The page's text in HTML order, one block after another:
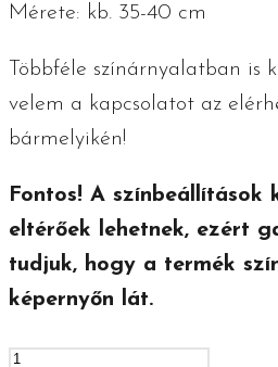
Mérete: kb. 35-40 cm
Többféle színárnyalatban is
velem a kapcsolatot az
bármelyikén!
Fontos! A színbeállítások
eltérőek lehetnek, ezért
tudjuk, hogy a termék
képernyőn lát.
Horgolt